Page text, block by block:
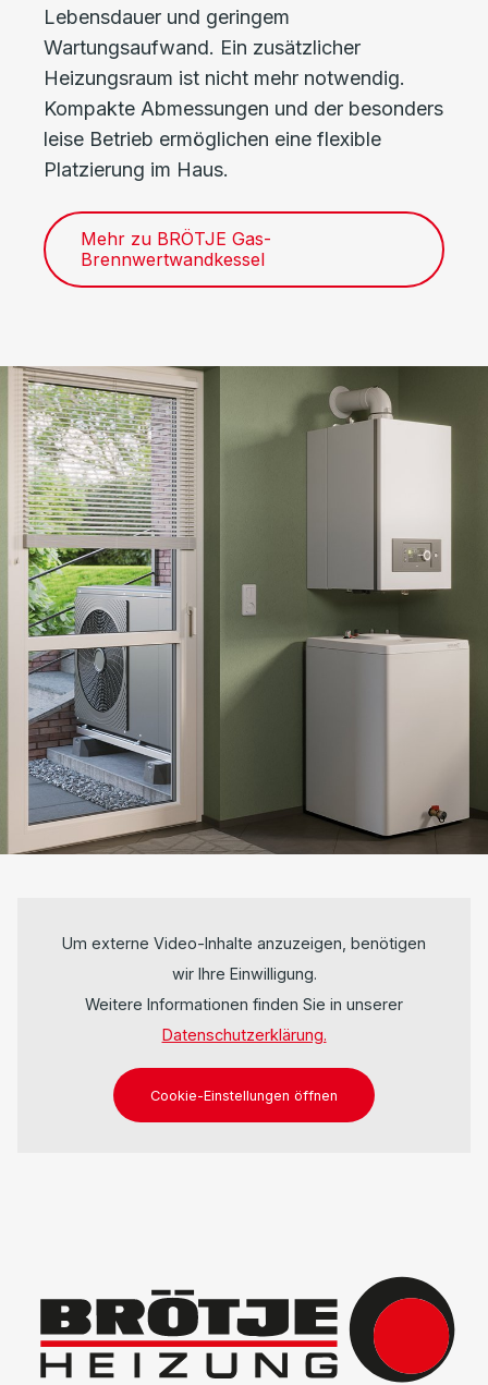
Lebensdauer und geringem
Wartungsaufwand. Ein zusätzlicher
Heizungsraum ist nicht mehr notwendig.
Kompakte Abmessungen und der besonders
leise Betrieb ermöglichen eine flexible
Platzierung im Haus.
Mehr zu BRÖTJE Gas-
Brennwertwandkessel
Um externe Video-Inhalte anzuzeigen, benötigen
wir Ihre Einwilligung.
Weitere Informationen finden Sie in unserer
Datenschutzerklärung.
Cookie-Einstellungen öffnen